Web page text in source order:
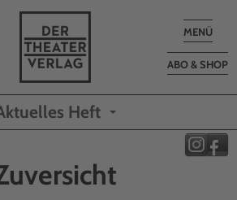
Toggle
MENÜ
ABO & SHOP
Heft